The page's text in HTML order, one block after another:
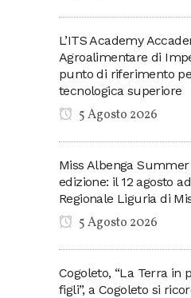
L’ITS Academy
Agroalimentare di
punto di riferimento
tecnologica superiore
5 Agosto 2026
Miss Albenga Summer
edizione: il 12 agosto
Regionale Liguria di
5 Agosto 2026
Cogoleto, “La Terra in
figli”, a Cogoleto si